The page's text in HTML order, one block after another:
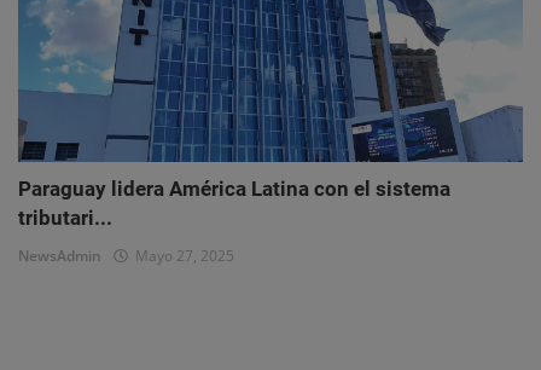
Paraguay lidera América Latina con el sistema
tributari...
NewsAdmin Mayo 27, 2025